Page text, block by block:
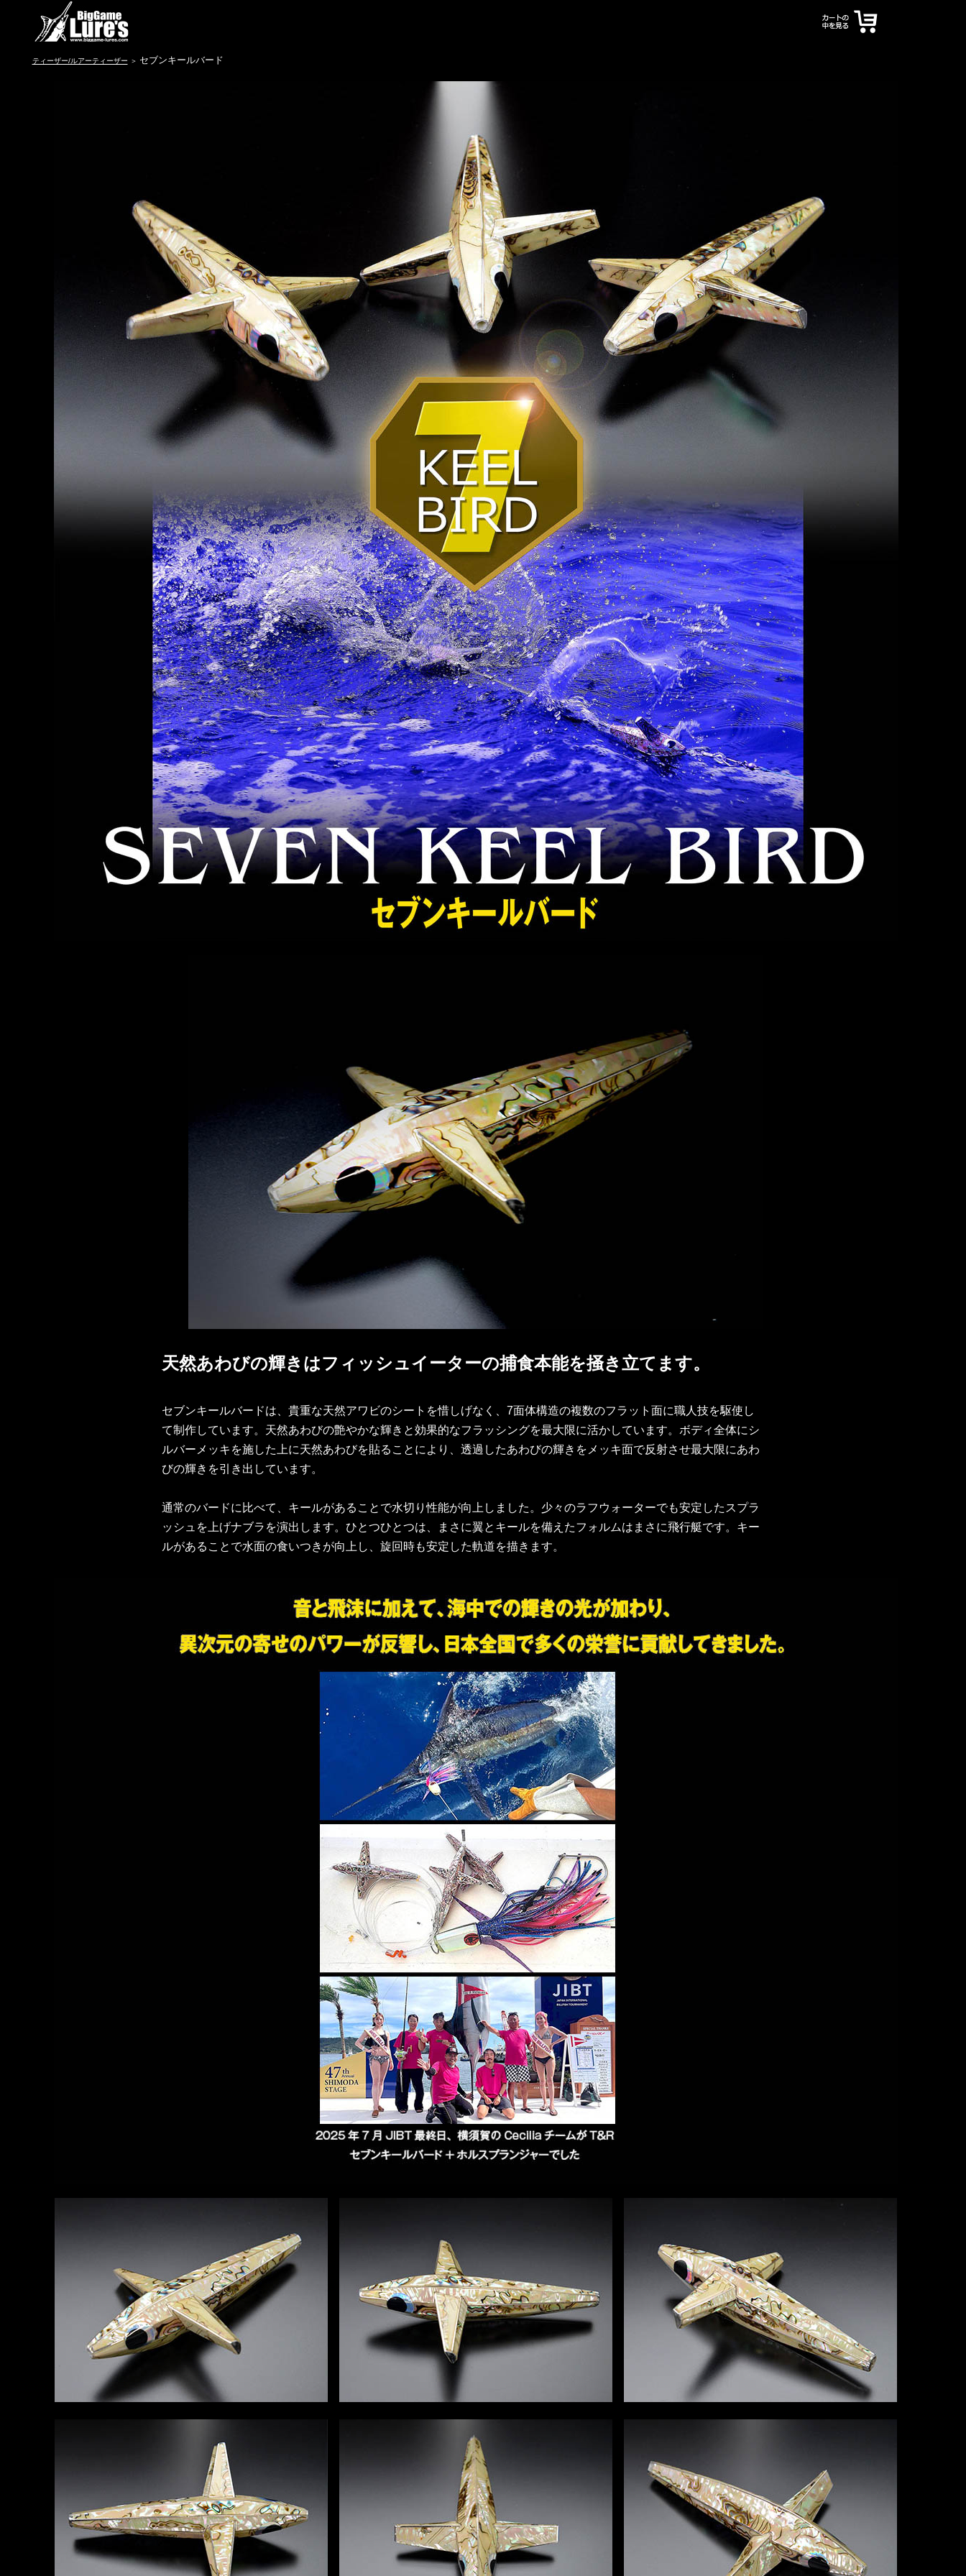
ティーザー/ルアーティーザー ＞ セブンキールバード
天然あわびの輝きはフィッシュイーターの捕食本能を掻き立てます。
セブンキールバードは、貴重な天然アワビのシートを惜しげなく、7面体構造の複数のフラット面に職人技を駆使し
て制作しています。天然あわびの艶やかな輝きと効果的なフラッシングを最大限に活かしています。ボディ全体にシ
ルバーメッキを施した上に天然あわびを貼ることにより、透過したあわびの輝きをメッキ面で反射させ最大限にあわ
びの輝きを引き出しています。
通常のバードに比べて、キールがあることで水切り性能が向上しました。少々のラフウォーターでも安定したスプラ
ッシュを上げナブラを演出します。ひとつひとつは、まさに翼とキールを備えたフォルムはまさに飛行艇です。キー
ルがあることで水面の食いつきが向上し、旋回時も安定した軌道を描きます。